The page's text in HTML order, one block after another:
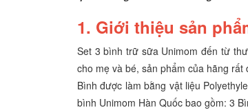
1. Giới thiệu sản
Set 3 bình trữ sữa Unimom đến từ
cho mẹ và bé, sản phẩm của hãng
Bình được làm bằng vật liệu
bình Unimom Hàn Quốc bao gồm: 3